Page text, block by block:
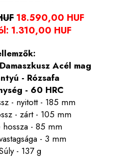
18.590,00 HUF
1.310,00 HUF
Acél mag
- Rózsafa
- 60 HRC
- nyitott - 185 mm
- zárt - 105 mm
hossza - 85 mm
- 3 mm
- 137 g